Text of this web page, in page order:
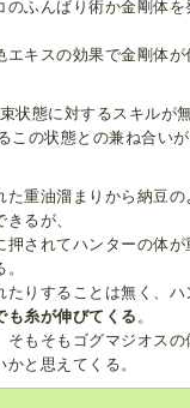
のふんばり術か金剛体を
エキスの効果で金剛体が
状態に対するスキルが
この状態との兼ね合い
た重油溜まりから納豆の
るが、
押されてハンターの体が
たりすることは無く、
も糸が伸びてくる 。
そもそもゴグマジオス
と思えてくる。